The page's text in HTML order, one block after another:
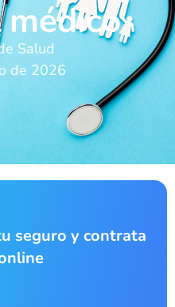
Salud
de 2026
seguro y contrata